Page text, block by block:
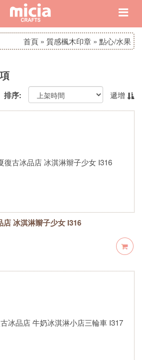
首頁 » 質感楓木印章 » 點心/水果
項
排序: 遞增
冰淇淋辮子少女 I316